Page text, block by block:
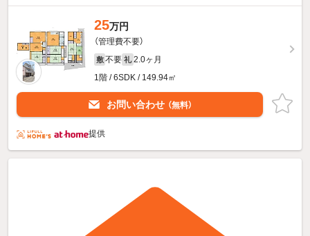
25万円
（管理費不要）
敷 不要 礼 2.0ヶ月
1階 / 6SDK / 149.94㎡
お問い合わせ （無料）
提供